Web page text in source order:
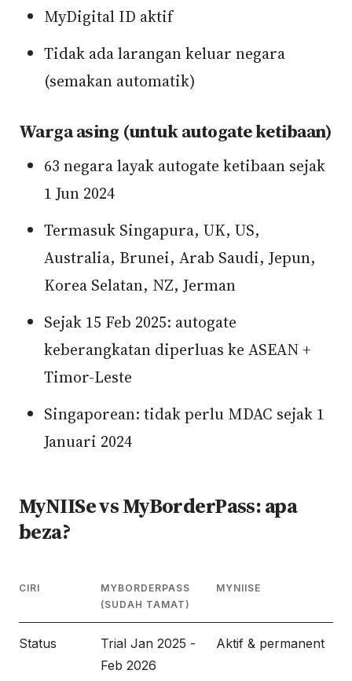
MyDigital ID aktif
Tidak ada larangan keluar negara
(semakan automatik)
Warga asing (untuk autogate ketibaan)
63 negara layak autogate ketibaan sejak
1 Jun 2024
Termasuk Singapura, UK, US,
Australia, Brunei, Arab Saudi, Jepun,
Korea Selatan, NZ, Jerman
Sejak 15 Feb 2025: autogate
keberangkatan diperluas ke ASEAN +
Timor-Leste
Singaporean: tidak perlu MDAC sejak 1
Januari 2024
MyNIISe vs MyBorderPass: apa
beza?
CIRI
MYBORDERPASS
(SUDAH TAMAT)
MYNIISE
Status
Trial Jan 2025 -
Feb 2026
Aktif & permanent